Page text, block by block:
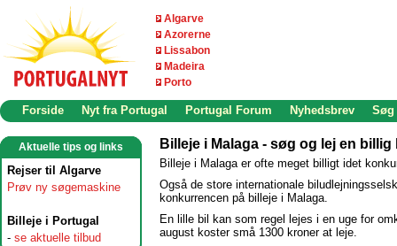
Algarve
Azorerne
Lissabon
Madeira
Porto
Forside Nyt fra Portugal Portugal Forum Nyhedsbrev Søg
Aktuelle tips og links
Rejser til Algarve
Prøv ny søgemaskine
Billeje i Portugal
- se aktuelle tilbud
Billeje i Malaga - søg og lej en billig
Billeje i Malaga er ofte meget billigt idet
Også de store internationale
konkurrencen på billeje i Malaga.
En lille bil kan som regel lejes i en uge for
august koster små 1300 kroner at leje.